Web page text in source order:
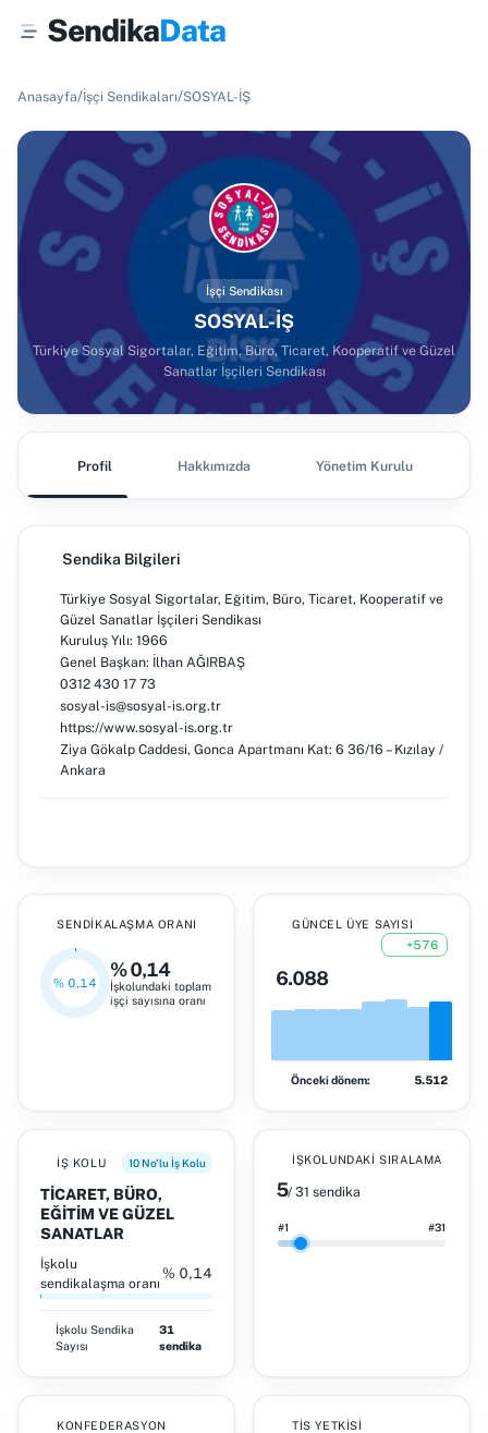
SendikaData
Anasayfa/İşçi Sendikaları/SOSYAL-İŞ
İşçi Sendikası
SOSYAL-İŞ
Türkiye Sosyal Sigortalar, Eğitim, Büro, Ticaret, Kooperatif ve Güzel
Sanatlar İşçileri Sendikası
Profil Hakkımızda Yönetim Kurulu
Sendika Bilgileri
Türkiye Sosyal Sigortalar, Eğitim, Büro, Ticaret, Kooperatif ve
Güzel Sanatlar İşçileri Sendikası
Kuruluş Yılı: 1966
Genel Başkan: İlhan AĞIRBAŞ
0312 430 17 73
sosyal-is@sosyal-is.org.tr
https://www.sosyal-is.org.tr
Ziya Gökalp Caddesi, Gonca Apartmanı Kat: 6 36/16 – Kızılay /
Ankara
SENDIKALAŞMA ORANI
% 0,14
% 0,14
İşkolundaki toplam
işçi sayısına oranı
GÜNCEL ÜYE SAYISI
+576
6.088
Önceki dönem: 5.512
İŞ KOLU 10 No'lu İş Kolu
TİCARET, BÜRO,
EĞİTİM VE GÜZEL
SANATLAR
İşkolu
sendikalaşma oranı
% 0,14
İşkolu Sendika
Sayısı
31
sendika
İŞKOLUNDAKI SIRALAMA
5/ 31 sendika
#1 #31
KONFEDERASYON TİS YETKISI